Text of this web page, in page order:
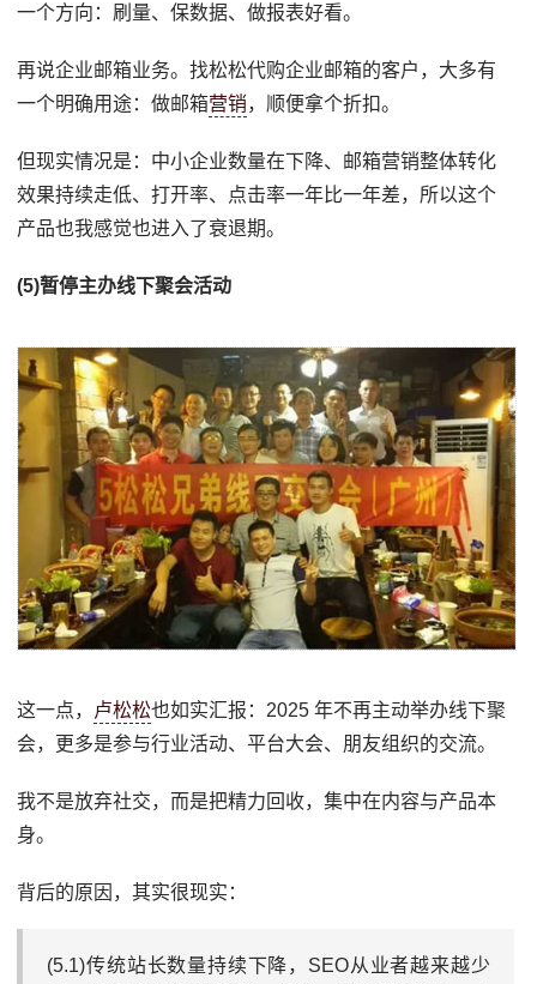
一个方向：刷量、保数据、做报表好看。
再说企业邮箱业务。找松松代购企业邮箱的客户，大多有
一个明确用途：做邮箱营销，顺便拿个折扣。
但现实情况是：中小企业数量在下降、邮箱营销整体转化
效果持续走低、打开率、点击率一年比一年差，所以这个
产品也我感觉也进入了衰退期。
(5)暂停主办线下聚会活动
这一点， 卢松松也如实汇报：2025 年不再主动举办线下聚
会，更多是参与行业活动、平台大会、朋友组织的交流。
我不是放弃社交，而是把精力回收，集中在内容与产品本
身。
背后的原因，其实很现实：
(5.1)传统站长数量持续下降，SEO从业者越来越少